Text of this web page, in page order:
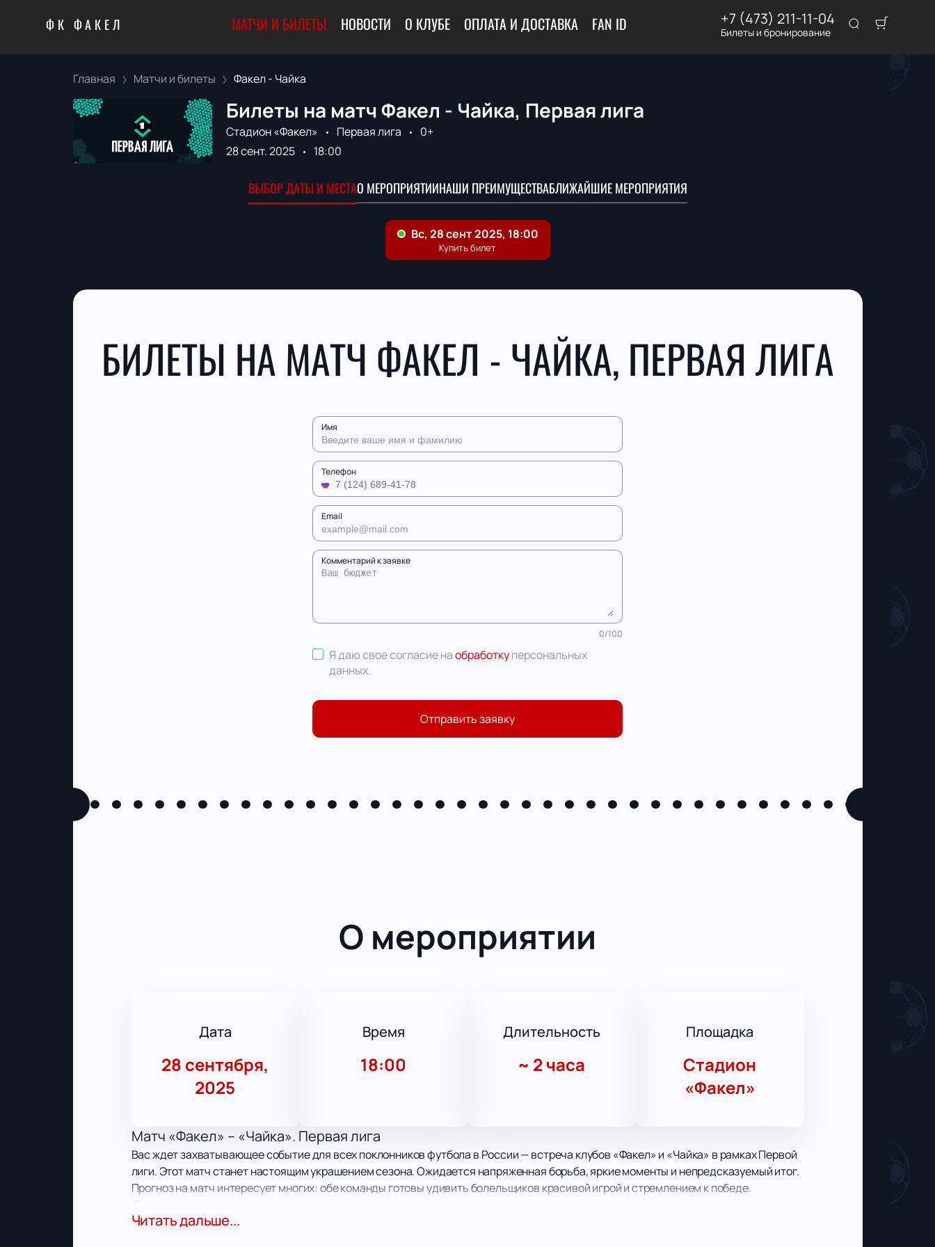
ФК ФАКЕЛ МАТЧИ И БИЛЕТЫ НОВОСТИ О КЛУБЕ ОПЛАТА И ДОСТАВКА FAN ID +7 (473) 211-11-04
Билеты и бронирование
Главная Матчи и билеты Факел - Чайка
Билеты на матч Факел - Чайка, Первая лига
Стадион «Факел» Первая лига
0+
28 сент. 2025
18:00
ВЫБОР ДАТЫ И МЕСТАО МЕРОПРИЯТИИНАШИ ПРЕИМУЩЕСТВАБЛИЖАЙШИЕ МЕРОПРИЯТИЯ
БИЛЕТЫ НА МАТЧ ФАКЕЛ - ЧАЙКА, ПЕРВАЯ ЛИГА
Имя
Телефон
Email
Комментарий к заявке
0/100
Я даю свое согласие наобработкуперсональных
данных.
Отправить заявку
О мероприятии
Дата
28 сентября,
2025
Время
18:00
Длительность
~ 2 часа
Площадка
Стадион
«Факел»
Матч «Факел» – «Чайка». Первая лига
Вас ждет захватывающее событие для всех поклонников футбола в России — встреча клубов «Факел» и «Чайка» в рамках Первой
лиги. Этот матч станет настоящим украшением сезона. Ожидается напряженная борьба, яркие моменты и непредсказуемый итог.
Прогноз на матч интересует многих: обе команды готовы удивить болельщиков красивой игрой и стремлением к победе.
Стадион «Факел» по адресу: Воронеж, улица Домостроителей, 26 — это место, где эмоции выходят за пределы поля. Атмосфера
Читать дальше...